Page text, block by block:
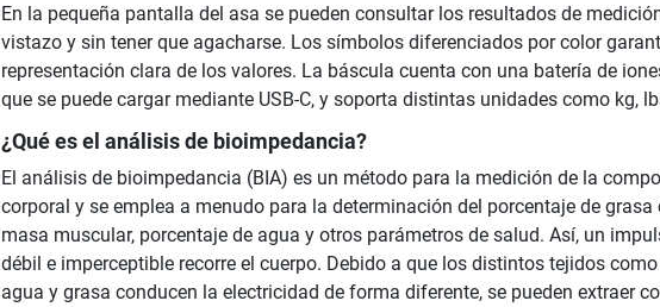
En la pequeña pantalla del asa se pueden consultar los resultados de
vistazo y sin tener que agacharse. Los símbolos diferenciados por color
representación clara de los valores. La báscula cuenta con una batería de
que se puede cargar mediante USB-C, y soporta distintas unidades como kg,
¿Qué es el análisis de bioimpedancia?
El análisis de bioimpedancia (BIA) es un método para la medición de la
corporal y se emplea a menudo para la determinación del porcentaje de grasa
masa muscular, porcentaje de agua y otros parámetros de salud. Así, un
débil e imperceptible recorre el cuerpo. Debido a que los distintos tejidos
agua y grasa conducen la electricidad de forma diferente, se pueden extraer